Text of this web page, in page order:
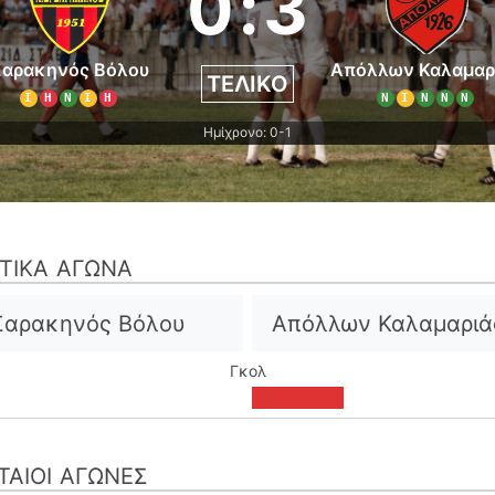
Βόλου
Ι Η Ν Ι Η
ΤΕΛΙΚΌ
Απόλλων
Ν Ι Ν Ν Ν
Ημίχρονο: 0-1
ΑΓΏΝΑ
Βόλου Απόλλων
Γκολ
ΑΓΏΝΕΣ